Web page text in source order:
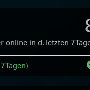
online in d. letzten 7
Tagen)